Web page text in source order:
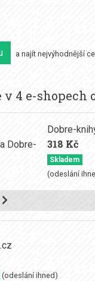
a najít nejvýhodnější
4 e-shopech
Dobre-
318 Kč
Skladem
(odeslání
(odeslání ihned)